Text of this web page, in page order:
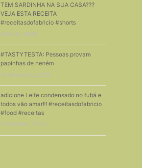
TEM SARDINHA NA SUA CASA???
VEJA ESTA RECEITA
#receitasdofabricio #shorts
26 Abril, 2026
#TASTYTESTA: Pessoas provam
papinhas de neném
15 Novembro, 2019
adicione Leite condensado no fubá e
todos vão amar!!! #receitasdofabricio
#food #receitas
3 Fevereiro, 2024